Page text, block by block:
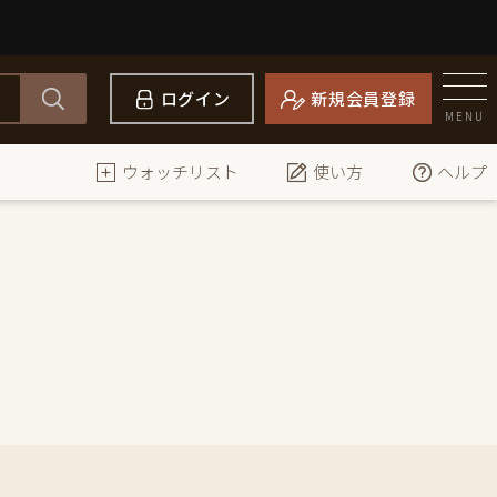
ログイン 新規会員登録
MENU
ウォッチリスト 使い方 ヘルプ